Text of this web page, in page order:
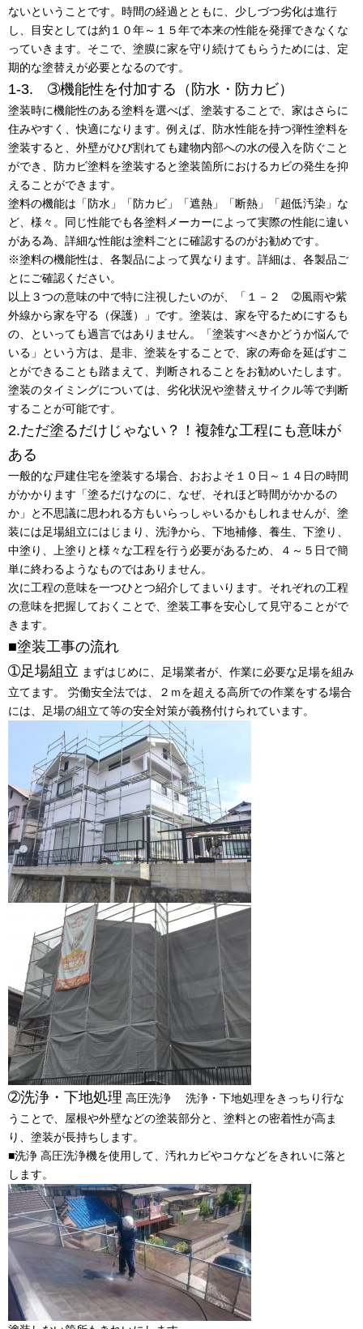
ないということです。時間の経過とともに、少しづつ劣化は進行
し、目安としては約１０年～１５年で本来の性能を発揮できなくな
っていきます。そこで、塗膜に家を守り続けてもらうためには、定
期的な塗替えが必要となるのです。
1-3. ➂機能性を付加する（防水・防カビ）
塗装時に機能性のある塗料を選べば、塗装することで、家はさらに
住みやすく、快適になります。例えば、防水性能を持つ弾性塗料を
塗装すると、外壁がひび割れても建物内部への水の侵入を防ぐこと
ができ、防カビ塗料を塗装すると塗装箇所におけるカビの発生を抑
えることができます。
塗料の機能は「防水」「防カビ」「遮熱」「断熱」「超低汚染」な
ど、様々。同じ性能でも各塗料メーカーによって実際の性能に違い
がある為、詳細な性能は塗料ごとに確認するのがお勧めです。
※塗料の機能性は、各製品によって異なります。詳細は、各製品ご
とにご確認ください。
以上３つの意味の中で特に注視したいのが、「１－２ ➁風雨や紫
外線から家を守る（保護）」です。塗装は、家を守るためにするも
の、といっても過言ではありません。「塗装すべきかどうか悩んで
いる」という方は、是非、塗装をすることで、家の寿命を延ばすこ
とができることも踏まえて、判断されることをお勧めいたします。
塗装のタイミングについては、劣化状況や塗替えサイクル等で判断
することが可能です。
2.ただ塗るだけじゃない？！複雑な工程にも意味が
ある
一般的な戸建住宅を塗装する場合、おおよそ１０日～１４日の時間
がかかります「塗るだけなのに、なぜ、それほど時間がかかるの
か」と不思議に思われる方もいらっしゃいるかもしれませんが、塗
装には足場組立にはじまり、洗浄から、下地補修、養生、下塗り、
中塗り、上塗りと様々な工程を行う必要があるため、４～５日で簡
単に終わるようなものではありません。
次に工程の意味を一つひとつ紹介してまいります。それぞれの工程
の意味を把握しておくことで、塗装工事を安心して見守ることがで
きます。
■塗装工事の流れ
➀足場組立 まずはじめに、足場業者が、作業に必要な足場を組み
立てます。 労働安全法では、２ｍを超える高所での作業をする場合
には、足場の組立て等の安全対策が義務付けられています。
➁洗浄・下地処理 高圧洗浄 洗浄・下地処理をきっちり行な
うことで、屋根や外壁などの塗装部分と、塗料との密着性が高ま
り、塗装が長持ちします。
■洗浄 高圧洗浄機を使用して、汚れカビやコケなどをきれいに落と
します。